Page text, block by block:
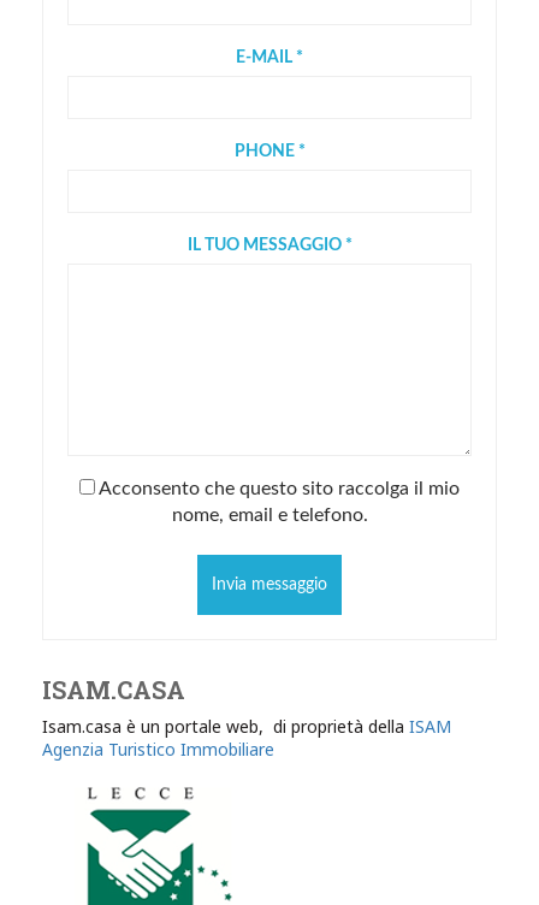
E-MAIL *
PHONE *
IL TUO MESSAGGIO *
Acconsento che questo sito raccolga il mio
nome, email e telefono.
Invia messaggio
ISAM.CASA
Isam.casa è un portale web, di proprietà della ISAM
Agenzia Turistico Immobiliare